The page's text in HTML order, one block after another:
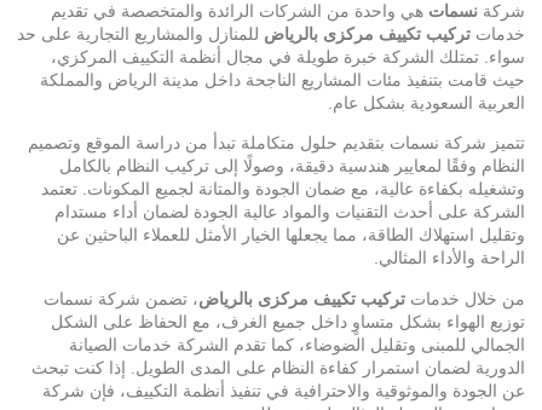
شركة نسمات هي واحدة من الشركات الرائدة والمتخصصة في تقديم
خدمات تركيب تكييف مركزى بالرياض للمنازل والمشاريع التجارية على حد
سواء. تمتلك الشركة خبرة طويلة في مجال أنظمة التكييف المركزي،
حيث قامت بتنفيذ مئات المشاريع الناجحة داخل مدينة الرياض والمملكة
العربية السعودية بشكل عام.
تتميز شركة نسمات بتقديم حلول متكاملة تبدأ من دراسة الموقع وتصميم
النظام وفقًا لمعايير هندسية دقيقة، وصولًا إلى تركيب النظام بالكامل
وتشغيله بكفاءة عالية، مع ضمان الجودة والمتانة لجميع المكونات. تعتمد
الشركة على أحدث التقنيات والمواد عالية الجودة لضمان أداء مستدام
وتقليل استهلاك الطاقة، مما يجعلها الخيار الأمثل للعملاء الباحثين عن
الراحة والأداء المثالي.
من خلال خدمات تركيب تكييف مركزى بالرياض، تضمن شركة نسمات
توزيع الهواء بشكل متساوٍ داخل جميع الغرف، مع الحفاظ على الشكل
الجمالي للمبنى وتقليل الضوضاء، كما تقدم الشركة خدمات الصيانة
الدورية لضمان استمرار كفاءة النظام على المدى الطويل. إذا كنت تبحث
عن الجودة والموثوقية والاحترافية في تنفيذ أنظمة التكييف، فإن شركة